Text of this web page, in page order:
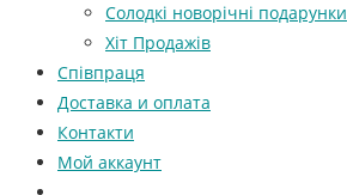
Солодкі новорічні подарунки
Хіт Продажів
Співпраця
Доставка и оплата
Контакти
Мой аккаунт